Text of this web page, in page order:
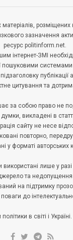
розміщених
зазначення
ресурс politinform.net.
інтернет-ЗМІ
пошуковими
публікації
цитування та
за собою право не
викладені в
сайту не несе
повторно,
у форматі авторських
використані лише у
та недопущення
на підтримку
поваги до
в світі і